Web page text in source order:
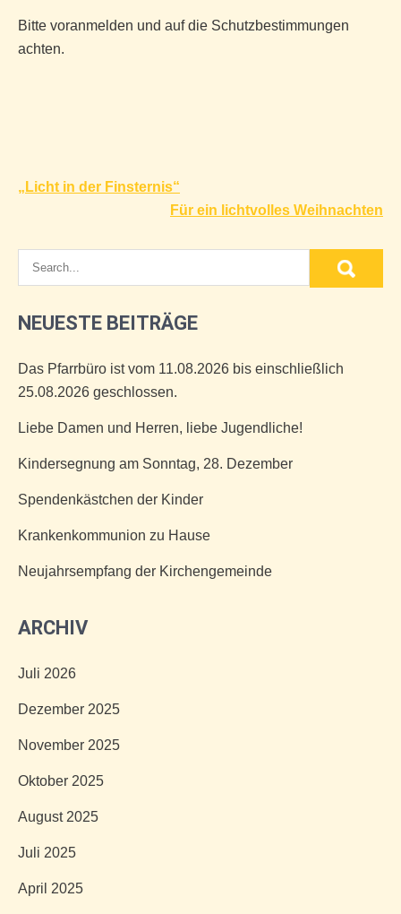
Bitte voranmelden und auf die Schutzbestimmungen
achten.
Beitragsnavigation
„Licht in der Finsternis“
Für ein lichtvolles Weihnachten
NEUESTE BEITRÄGE
Das Pfarrbüro ist vom 11.08.2026 bis einschließlich
25.08.2026 geschlossen.
Liebe Damen und Herren, liebe Jugendliche!
Kindersegnung am Sonntag, 28. Dezember
Spendenkästchen der Kinder
Krankenkommunion zu Hause
Neujahrsempfang der Kirchengemeinde
ARCHIV
Juli 2026
Dezember 2025
November 2025
Oktober 2025
August 2025
Juli 2025
April 2025